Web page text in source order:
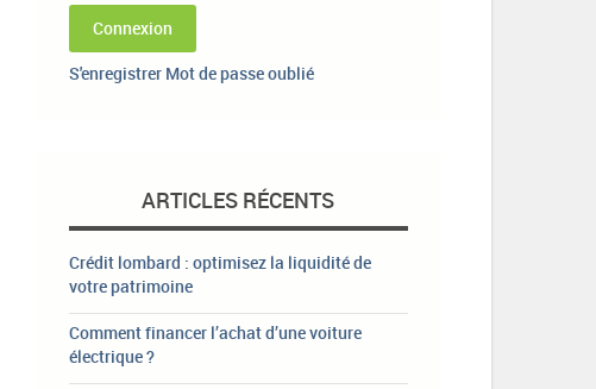
Connexion
S'enregistrer Mot de passe oublié
ARTICLES RÉCENTS
Crédit lombard : optimisez la liquidité de
votre patrimoine
Comment financer l’achat d’une voiture
électrique ?